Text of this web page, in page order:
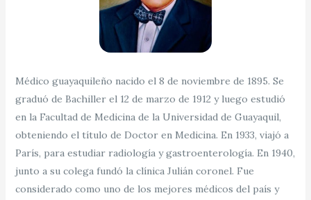
Médico guayaquileño nacido el 8 de noviembre de 1895. Se
graduó de Bachiller el 12 de marzo de 1912 y luego estudió
en la Facultad de Medicina de la Universidad de Guayaquil,
obteniendo el título de Doctor en Medicina. En 1933, viajó a
París, para estudiar radiología y gastroenterología. En 1940,
junto a su colega fundó la clínica Julián coronel. Fue
considerado como uno de los mejores médicos del país y